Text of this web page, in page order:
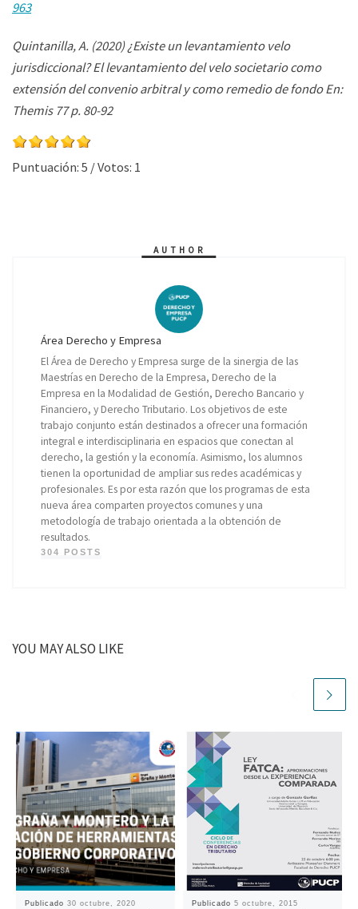
963
Quintanilla, A. (2020) ¿Existe un levantamiento velo
jurisdiccional? El levantamiento del velo societario como
extensión del convenio arbitral y como remedio de fondoEn:
Themis 77 p. 80-92
Puntuación: 5 / Votos: 1
AUTHOR
Área Derecho y Empresa
El Área de Derecho y Empresa surge de la sinergia de las
Maestrías en Derecho de la Empresa, Derecho de la
Empresa en la Modalidad de Gestión, Derecho Bancario y
Financiero, y Derecho Tributario. Los objetivos de este
trabajo conjunto están destinados a ofrecer una formación
integral e interdisciplinaria en espacios que conectan al
derecho, la gestión y la economía. Asimismo, los alumnos
tienen la oportunidad de ampliar sus redes académicas y
profesionales. Es por esta razón que los programas de esta
nueva área comparten proyectos comunes y una
metodología de trabajo orientada a la obtención de
resultados.
304 POSTS
YOU MAY ALSO LIKE
Publicado 30 octubre, 2020 Publicado 5 octubre, 2015